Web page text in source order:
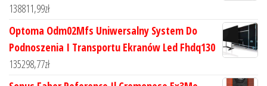
138811,99zł
Optoma Odm02Mfs Uniwersalny System Do
Podnoszenia I Transportu Ekranów Led Fhdq130
135298,77zł